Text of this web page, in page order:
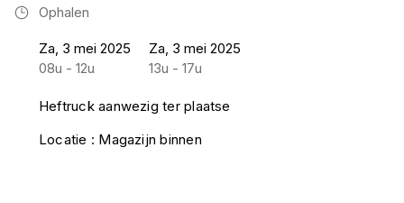
Ophalen
Za, 3 mei 2025
08u - 12u
Za, 3 mei 2025
13u - 17u
Heftruck aanwezig ter plaatse
Locatie : Magazijn binnen